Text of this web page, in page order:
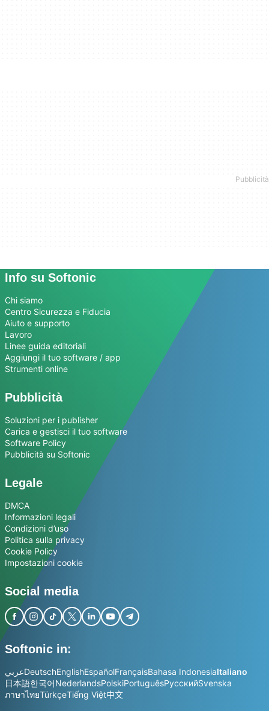
Info su Softonic
Chi siamo
Centro Sicurezza e Fiducia
Aiuto e supporto
Lavoro
Linee guida editoriali
Aggiungi il tuo software / app
Strumenti online
Pubblicità
Soluzioni per i publisher
Carica e gestisci il tuo software
Software Policy
Pubblicità su Softonic
Legale
DMCA
Informazioni legali
Condizioni d’uso
Politica sulla privacy
Cookie Policy
Impostazioni cookie
Social media
Softonic in:
عربيDeutschEnglishEspañolFrançaisBahasa IndonesiaItaliano
日本語한국어NederlandsPolskiPortuguêsРусскийSvenska
ภาษาไทยTürkçeTiếng Việt中文